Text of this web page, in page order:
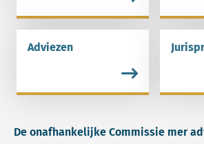
Adviezen
Lees meer over Adviezen. Lees
De onafhankelijke Commissie mer